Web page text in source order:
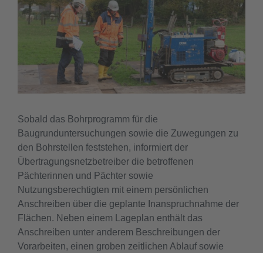
Sobald das Bohrprogramm für die
Baugrunduntersuchungen sowie die Zuwegungen zu
den Bohrstellen feststehen, informiert der
Übertragungsnetzbetreiber die betroffenen
Pächterinnen und Pächter sowie
Nutzungsberechtigten mit einem persönlichen
Anschreiben über die geplante Inanspruchnahme der
Flächen. Neben einem Lageplan enthält das
Anschreiben unter anderem Beschreibungen der
Vorarbeiten, einen groben zeitlichen Ablauf sowie